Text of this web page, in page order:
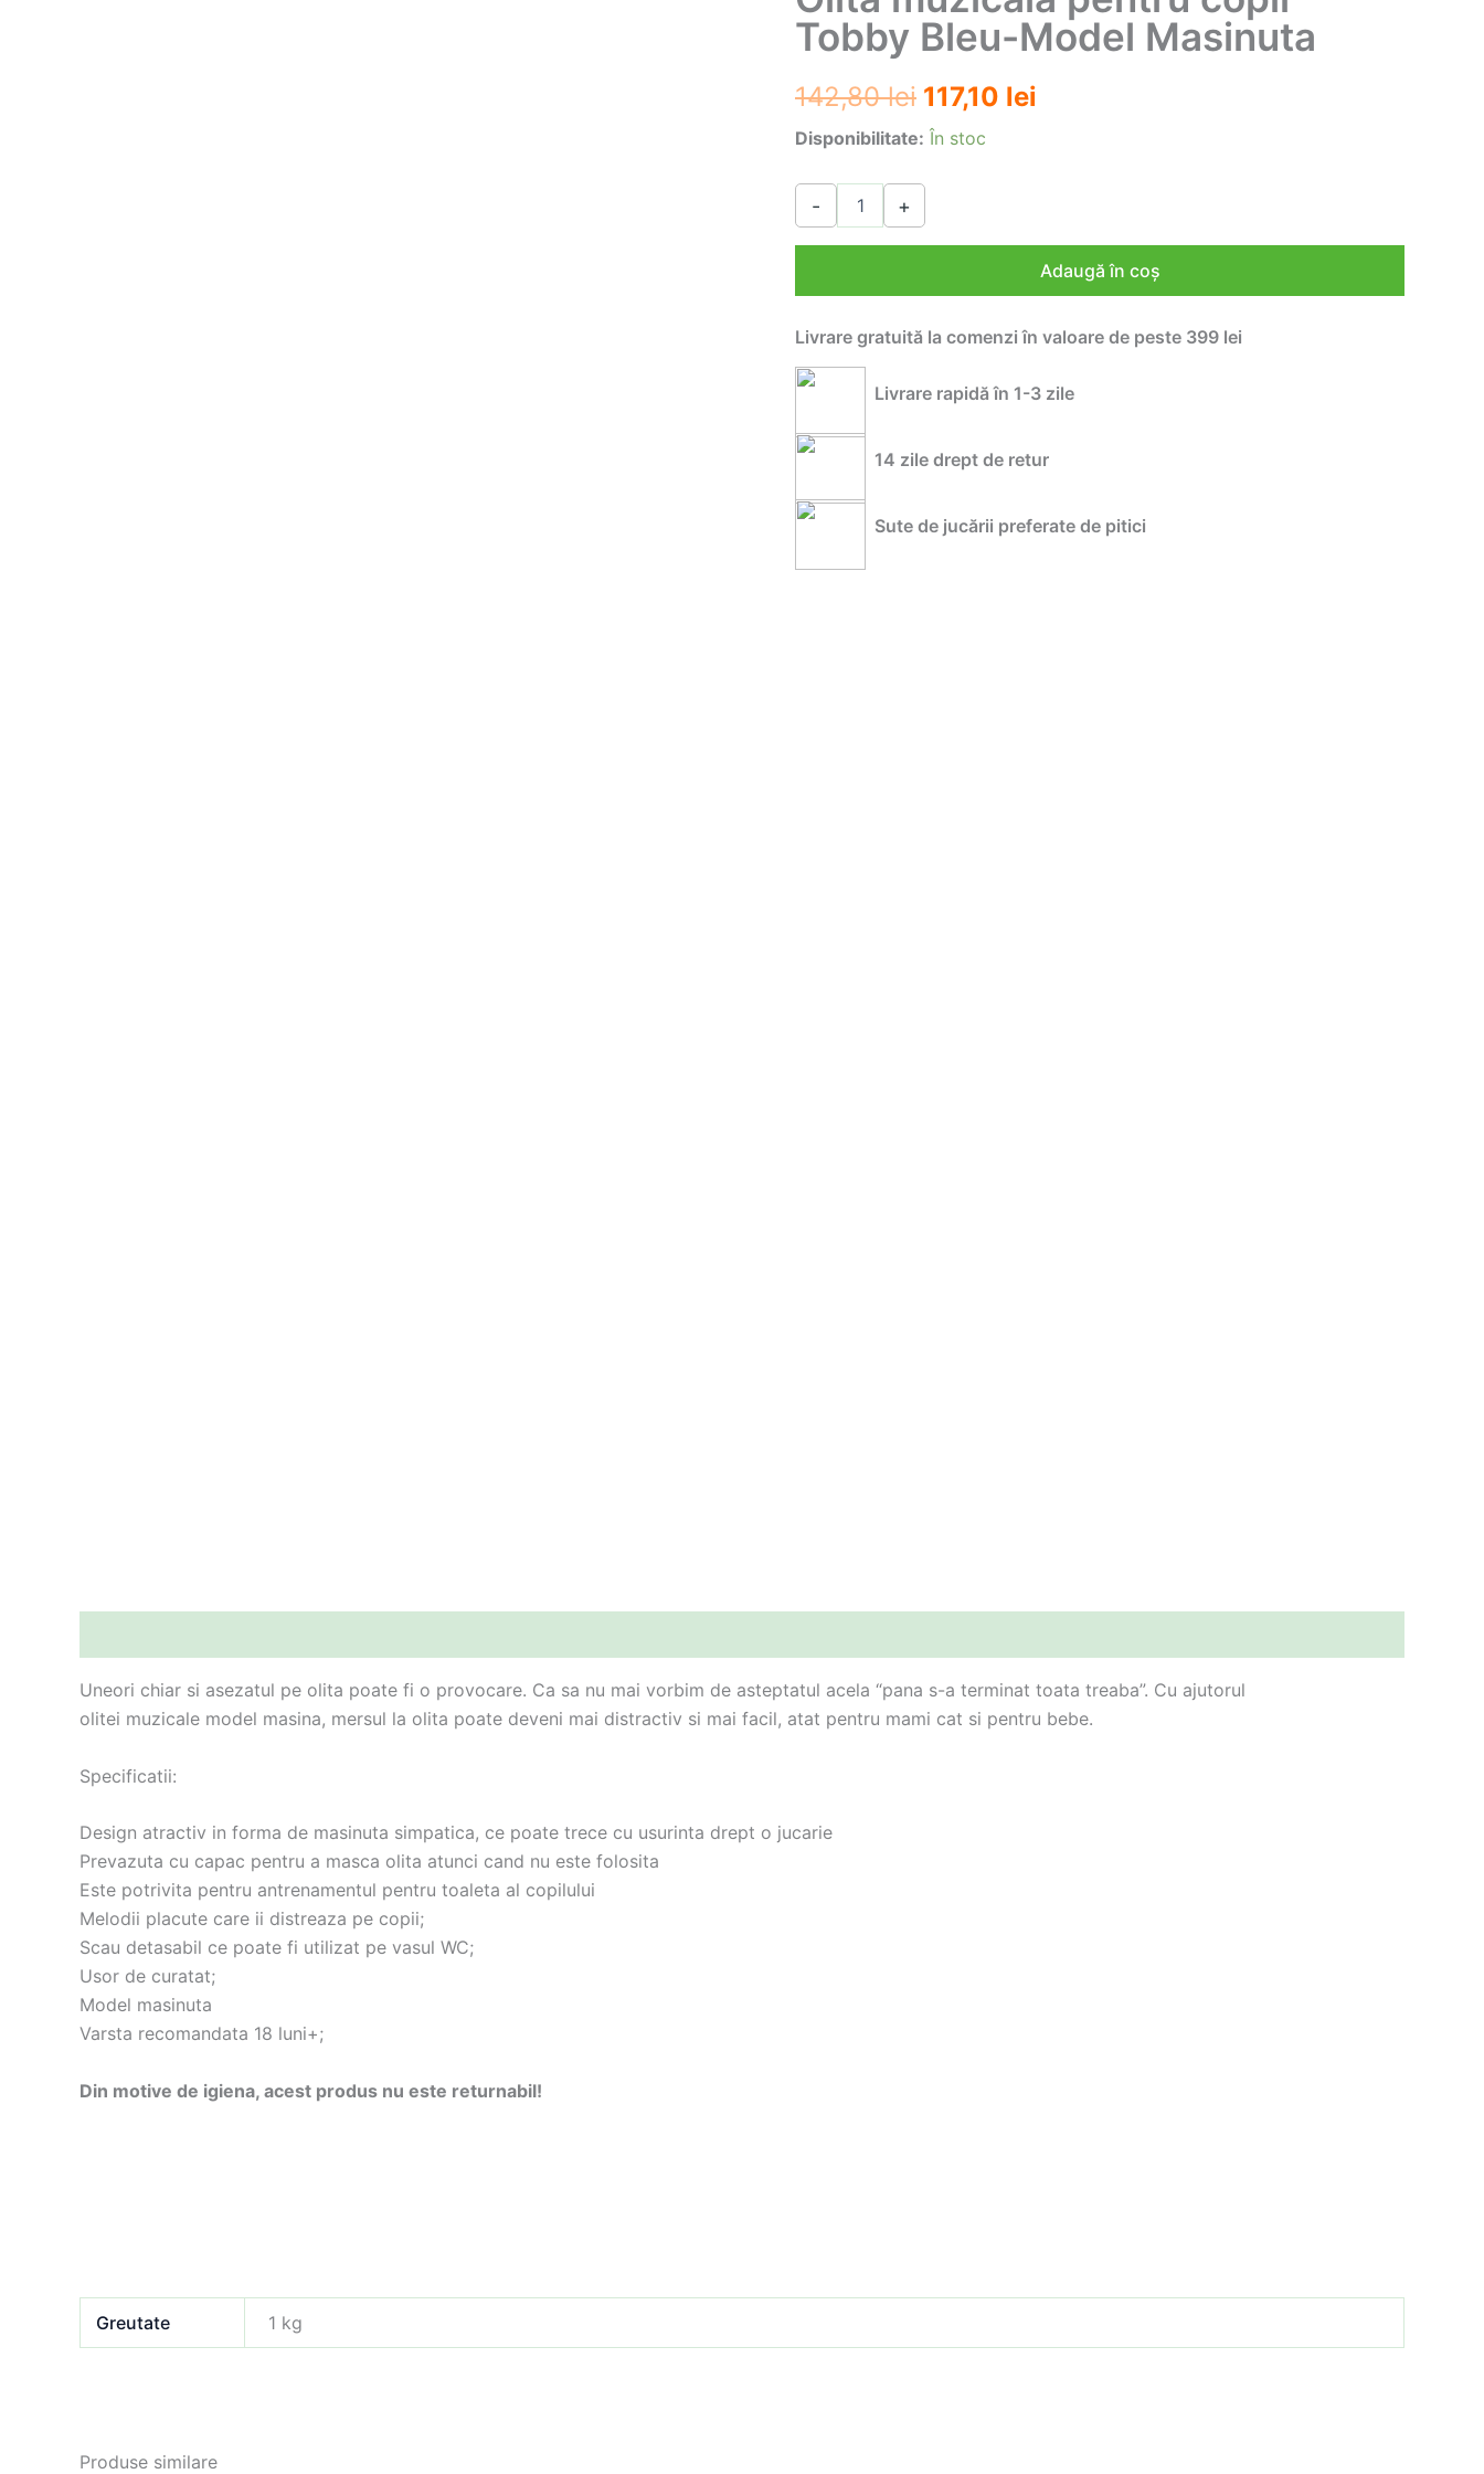
Tobby Bleu-Model Masinuta
142,80lei Prețul
inițial
a
fost:
142,80 lei.
117,10 lei
Disponibilitate: În stoc
-
Cantitate
Model
Masinuta
+
Adaugă în coș
Livrare gratuită la comenzi în valoare de peste 399 lei
Livrare rapidă în 1-3 zile
14 zile drept de retur
Sute de jucării preferate de pitici
Uneori chiar si asezatul pe olita poate fi o provocare. Ca sa nu mai vorbim de asteptatul acela “pana s-a terminat toata treaba”. Cu ajutorul
olitei muzicale model masina, mersul la olita poate deveni mai distractiv si mai facil, atat pentru mami cat si pentru bebe.
Specificatii:
Design atractiv in forma de masinuta simpatica, ce poate trece cu usurinta drept o jucarie
Prevazuta cu capac pentru a masca olita atunci cand nu este folosita
Este potrivita pentru antrenamentul pentru toaleta al copilului
Melodii placute care ii distreaza pe copii;
Scau detasabil ce poate fi utilizat pe vasul WC;
Usor de curatat;
Model masinuta
Varsta recomandata 18 luni+;
Din motive de igiena, acest produs nu este returnabil!
Greutate 1 kg
Produse similare